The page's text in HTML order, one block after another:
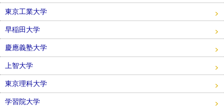
東京工業大学
早稲田大学
慶應義塾大学
上智大学
東京理科大学
学習院大学